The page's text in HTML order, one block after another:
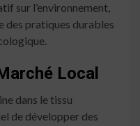
sur l’environnement,
des pratiques durables
Local
dans le tissu
de développer des